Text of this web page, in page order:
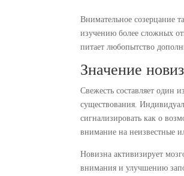
Внимательное созерцание
изучению более сложных
питает любопытство
Значение
Свежесть составляет один
существования.
сигнализировать как о
внимание на неизвестные
Новизна активизирует
внимания и улучшению